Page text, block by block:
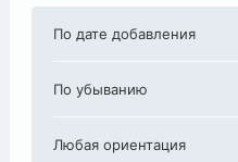
По дате добавления
По убыванию
Любая ориентация